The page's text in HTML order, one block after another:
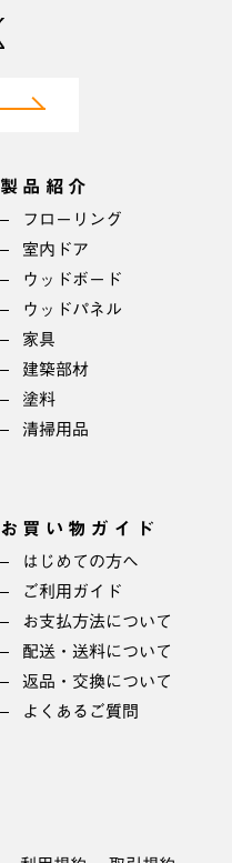
製品紹介
フローリング
室内ドア
ウッドボード
ウッドパネル
家具
建築部材
塗料
清掃用品
お買い物ガイド
はじめての方へ
ご利用ガイド
お支払方法について
配送・送料について
返品・交換について
よくあるご質問